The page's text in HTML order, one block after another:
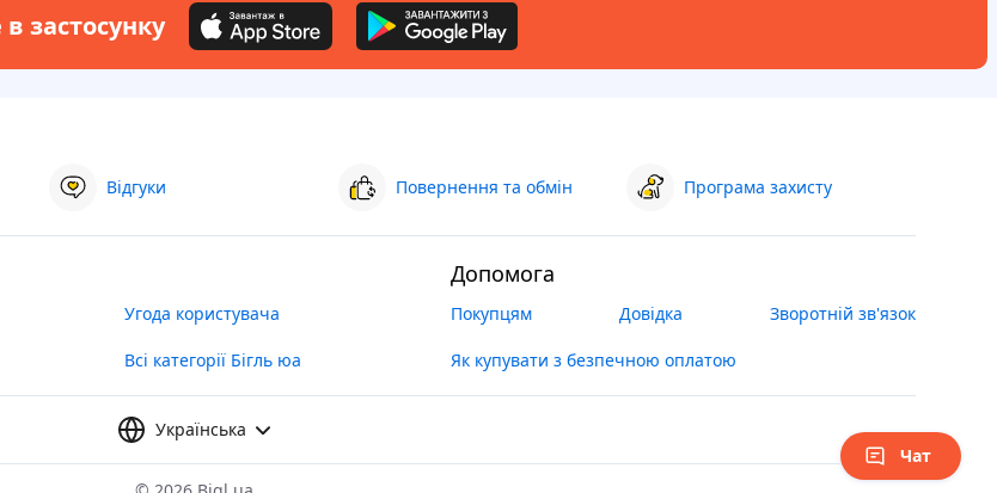
застосунку
Відгуки Повернення та обмін Програма захисту
Угода користувача
Всі категорії Бігль юа
Допомога
Покупцям Довідка Зворотній зв'язок
Як купувати з безпечною оплатою
Українська
Чат